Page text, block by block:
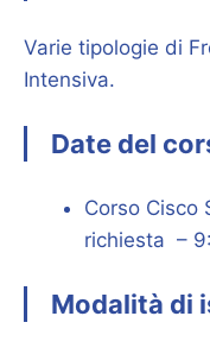
Varie tipologie di
Intensiva.
Date del
Corso Cisco
richiesta –
Modalità di